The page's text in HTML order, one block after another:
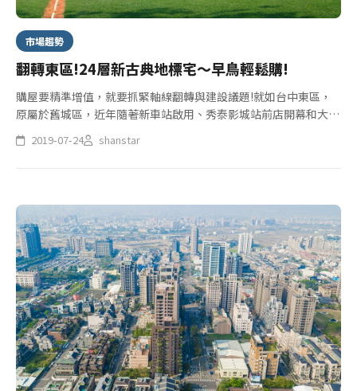
市場趨勢
翻轉東區!24層新古典地標宅〜早鳥輕鬆購!
購屋要精準增值，就要抓緊軸線翻轉與建設議題!就如台中東區，
原屬於舊城區，近年隨著新車站啟用、秀泰影城站前店開幕和大魯
閣新時代購物中心整修，綠空廊道串接七座園道、七座公園再創舊
鐵道的森綠未來，再加上李方艾美酒店即將落成與日本三井
2019-07-24 shanstar